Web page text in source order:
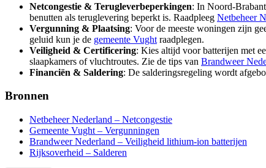
Netcongestie & Terugleverbeperkingen: In Noord-
benutten als teruglevering beperkt is. Raadpleeg Netbeheer
Vergunning & Plaatsing: Voor de meeste woningen zijn
geluid kun je de gemeente Vught raadplegen.
Veiligheid & Certificering: Kies altijd voor batterijen met
slaapkamers of vluchtroutes. Zie de tips van Brandweer
Financiën & Saldering: De salderingsregeling wordt
Bronnen
Netbeheer Nederland – Netcongestie
Gemeente Vught – Vergunningen
Brandweer Nederland – Veiligheid lithium-ion batterijen
Rijksoverheid – Salderen